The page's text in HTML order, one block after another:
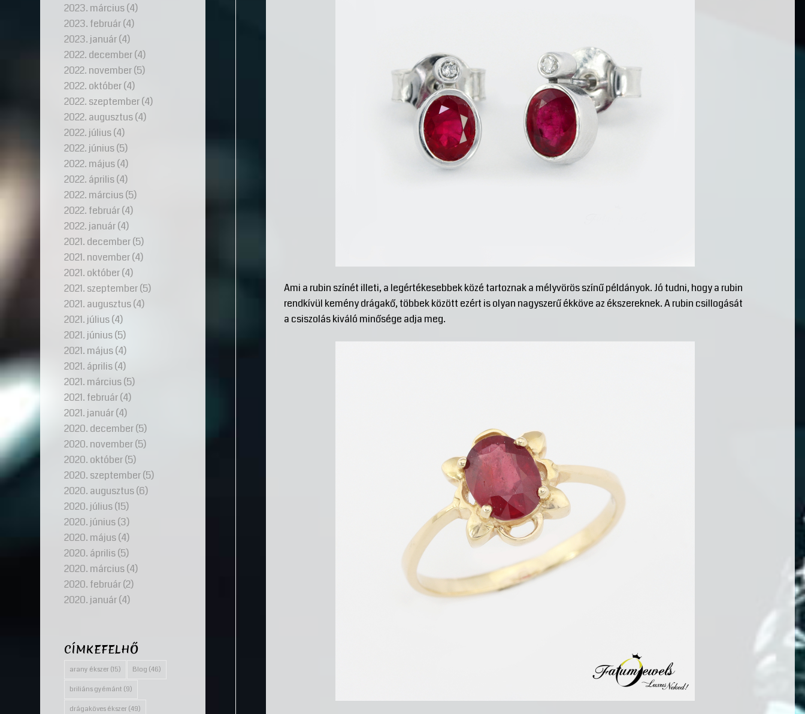
Ami a rubin színét illeti, a legértékesebbek közé tartoznak a mélyvörös színű példányok. Jó tudni, hogy a rubin
rendkívül kemény drágakő, többek között ezért is olyan nagyszerű ékköve az ékszereknek. A rubin csillogását
a csiszolás kiváló minősége adja meg.
2023. március(4)
2023. február(4)
2023. január(4)
2022. december(4)
2022. november(5)
2022. október(4)
2022. szeptember(4)
2022. augusztus(4)
2022. július(4)
2022. június(5)
2022. május(4)
2022. április(4)
2022. március(5)
2022. február(4)
2022. január(4)
2021. december(5)
2021. november(4)
2021. október(4)
2021. szeptember(5)
2021. augusztus(4)
2021. július(4)
2021. június(5)
2021. május(4)
2021. április(4)
2021. március(5)
2021. február(4)
2021. január(4)
2020. december(5)
2020. november(5)
2020. október(5)
2020. szeptember(5)
2020. augusztus(6)
2020. július(15)
2020. június(3)
2020. május(4)
2020. április(5)
2020. március(4)
2020. február(2)
2020. január(4)
CÍMKEFELHŐ
arany ékszer (15) Blog (46)
briliáns gyémánt (9)
drágaköves ékszer (49)